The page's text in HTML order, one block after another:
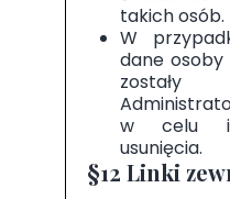
takich osób.
W
dane osoby
w celu
usunięcia.
§12 Linki